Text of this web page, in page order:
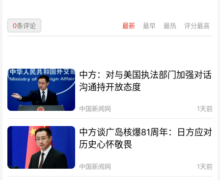
最新 最早 最热 评分最高
0条评论
中方：对与美国执法部门加强对话
沟通持开放态度
中国新闻网 1天前
中方谈广岛核爆81周年：日方应对
历史心怀敬畏
中国新闻网 1天前